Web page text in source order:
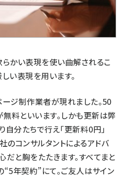
らかい表現を使い曲解されるこ
い表現を用います。
ージ制作業者が現れました。50
料といいます。しかも更新は弊
分たちで行え「更新料0円」
のコンサルタントによるアドバ
と胸をたたきます。すべてまと
年契約”にて。ご友人はサイン